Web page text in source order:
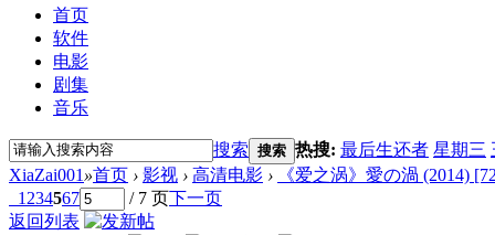
首页
软件
电影
剧集
音乐
搜索 搜索 热搜: 最后生还者 星期三
XiaZai001 »首页 › 影视 › 高清电影 ›
《爱之涡》愛の渦 (2014)
1 234567 / 7 页下一页
返回列表